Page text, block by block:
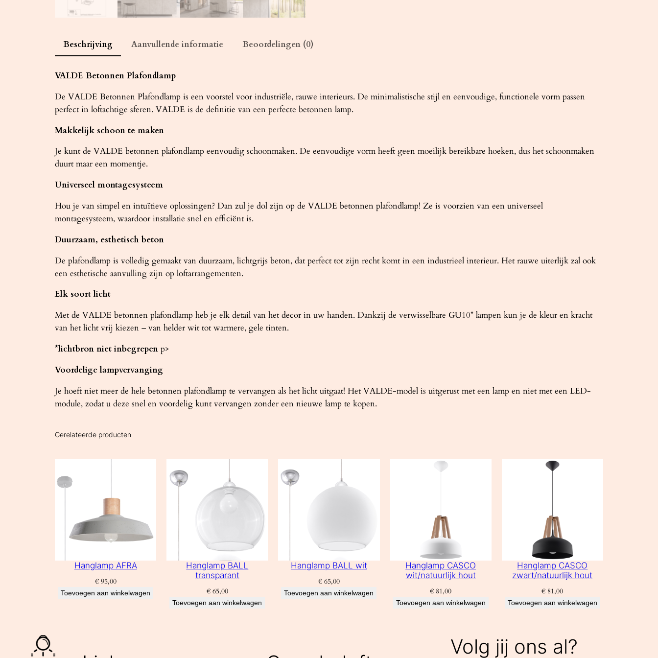
D
E
e
a
a
Beschrijving Aanvullende informatie Beoordelingen (0)
VALDE Betonnen Plafondlamp
De VALDE Betonnen Plafondlamp is een voorstel voor industriële, rauwe interieurs. De minimalistische stijl en eenvoudige, functionele vorm passen
perfect in loftachtige sferen. VALDE is de definitie van een perfecte betonnen lamp.
Makkelijk schoon te maken
Je kunt de VALDE betonnen plafondlamp eenvoudig schoonmaken. De eenvoudige vorm heeft geen moeilijk bereikbare hoeken, dus het schoonmaken
duurt maar een momentje.
Universeel montagesysteem
Hou je van simpel en intuïtieve oplossingen? Dan zul je dol zijn op de VALDE betonnen plafondlamp! Ze is voorzien van een universeel
montagesysteem, waardoor installatie snel en efficiënt is.
Duurzaam, esthetisch beton
De plafondlamp is volledig gemaakt van duurzaam, lichtgrijs beton, dat perfect tot zijn recht komt in een industrieel interieur. Het rauwe uiterlijk zal ook
een esthetische aanvulling zijn op loftarrangementen.
Elk soort licht
Met de VALDE betonnen plafondlamp heb je elk detail van het decor in uw handen. Dankzij de verwisselbare GU10* lampen kun je de kleur en kracht
van het licht vrij kiezen – van helder wit tot warmere, gele tinten.
*lichtbron niet inbegrepen p>
Voordelige lampvervanging
Je hoeft niet meer de hele betonnen plafondlamp te vervangen als het licht uitgaat! Het VALDE-model is uitgerust met een lamp en niet met een LED-
module, zodat u deze snel en voordelig kunt vervangen zonder een nieuwe lamp te kopen.
Gerelateerde producten
Hanglamp AFRA
€95,00
Toevoegen aan winkelwagen
Hanglamp BALL
transparant
€65,00
Toevoegen aan winkelwagen
Hanglamp BALL wit
€65,00
Toevoegen aan winkelwagen
Hanglamp CASCO
wit/natuurlijk hout
€ 81,00
Toevoegen aan winkelwagen
Hanglamp CASCO
zwart/natuurlijk hout
€ 81,00
Toevoegen aan winkelwagen
Volg jij ons al?